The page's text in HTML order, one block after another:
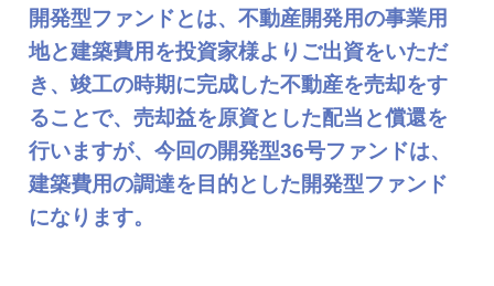
開発型ファンドとは、不動産開発用の事業用
地と建築費用を投資家様よりご出資をいただ
き、竣工の時期に完成した不動産を売却をす
ることで、売却益を原資とした配当と償還を
行いますが、今回の開発型36号ファンドは、
建築費用の調達を目的とした開発型ファンド
になります。